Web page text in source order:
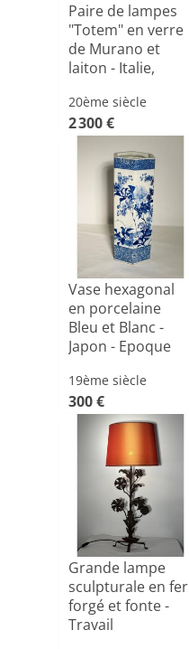
Paire de lampes
"Totem" en verre
de Murano et
laiton - Italie,
20ème siècle
2 300 €
Vase hexagonal
en porcelaine
Bleu et Blanc -
Japon - Epoque
19ème siècle
300 €
Grande lampe
sculpturale en fer
forgé et fonte -
Travail